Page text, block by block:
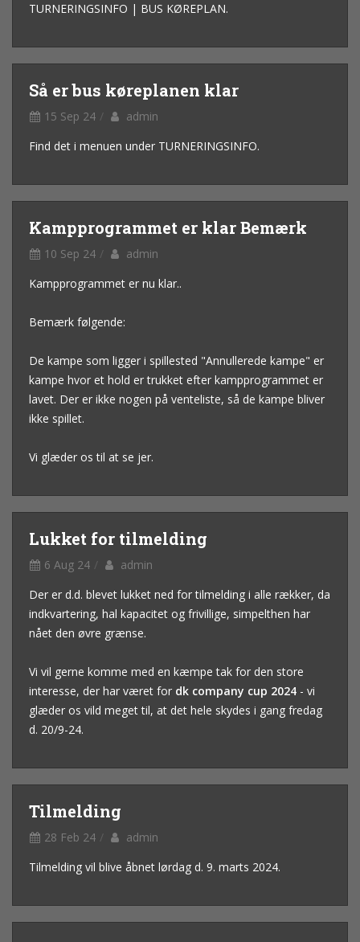
TURNERINGSINFO | BUS KØREPLAN.
Så er bus køreplanen klar
15 Sep 24
admin
Find det i menuen under TURNERINGSINFO.
Kampprogrammet er klar Bemærk
10 Sep 24
admin
Kampprogrammet er nu klar..
Bemærk følgende:
De kampe som ligger i spillested "Annullerede kampe" er
kampe hvor et hold er trukket efter kampprogrammet er
lavet. Der er ikke nogen på venteliste, så de kampe bliver
ikke spillet.
Vi glæder os til at se jer.
Lukket for tilmelding
6 Aug 24
admin
Der er d.d. blevet lukket ned for tilmelding i alle rækker, da
indkvartering, hal kapacitet og frivillige, simpelthen har
nået den øvre grænse.
Vi vil gerne komme med en kæmpe tak for den store
interesse, der har været for dk company cup 2024 - vi
glæder os vild meget til, at det hele skydes i gang fredag
d. 20/9-24.
Tilmelding
28 Feb 24
admin
Tilmelding vil blive åbnet lørdag d. 9. marts 2024.